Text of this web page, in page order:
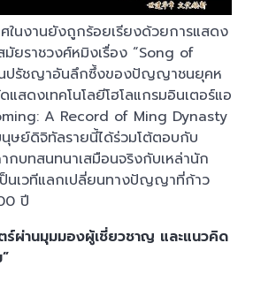
ในงานยังถูกร้อยเรียงด้วยการแสดง
ยราชวงศ์หมิงเรื่อง “Song of
นปรัชญาอันลึกซึ้งของปัญญาชนยุคห
สดงเทคโนโลยีโฮโลแกรมอินเตอร์แอ
A Record of Ming Dynasty
ษย์ดิจิทัลรายนี้ได้ร่วมโต้ตอบกับ
กบทสนทนาเสมือนจริงกับเหล่านัก
นเวทีแลกเปลี่ยนทางปัญญาที่ก้าว
ปี
ร์ผ่านมุมมองผู้เชี่ยวชาญ และแนวคิด